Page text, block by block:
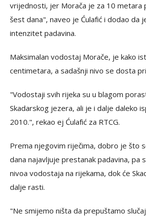
vrijednosti, jer Morača je za 10 metara
šest dana", naveo je Ćulafić i dodao da
intenzitet padavina.
Maksimalan vodostaj Morače, je kako
centimetara, a sadašnji nivo se dosta
"Vodostaji svih rijeka su u blagom
Skadarskog jezera, ali je i dalje daleko
2010.", rekao ej Ćulafić za RTCG.
Prema njegovim riječima, dobro je što
dana najavljuje prestanak padavina, pa
nivoa vodostaja na rijekama, dok će
dalje rasti.
"Ne smijemo ništa da prepuštamo